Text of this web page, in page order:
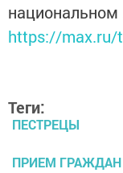
https://max.ru/
Теги:
ПЕСТРЕЦЫ
ПРИЕМ ГРАЖДАН